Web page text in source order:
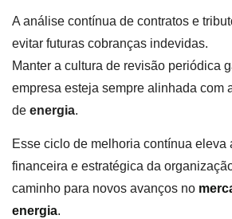
A análise contínua de contratos e
evitar futuras cobranças indevidas.
Manter a cultura de revisão periódica
empresa esteja sempre alinhada com
de energia.
Esse ciclo de melhoria contínua eleva
financeira e estratégica da
caminho para novos avanços no
energia.